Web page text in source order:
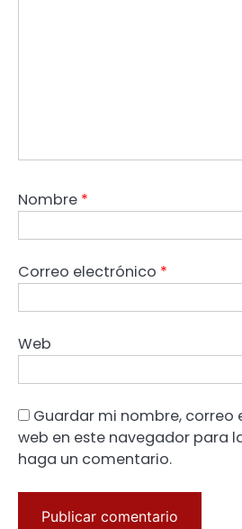
Nombre *
Correo electrónico *
Web
Guardar mi nombre, correo
web en este navegador para
haga un comentario.